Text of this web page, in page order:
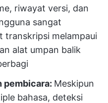
riwayat versi, dan
sangat
transkripsi melampaui
alat umpan balik
pembicara: Meskipun
bahasa, deteksi